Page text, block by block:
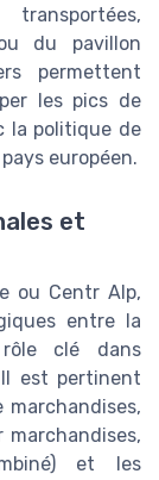
du pavillon
permettent
les pics de
la politique de
européen.
et
ou Centr Alp,
entre la
clé dans
Il est pertinent
marchandises,
et les